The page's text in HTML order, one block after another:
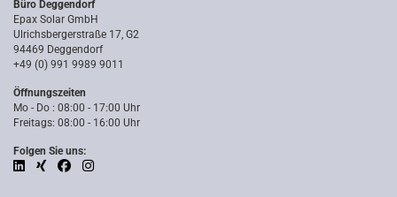
Büro Deggendorf
Epax Solar GmbH
Ulrichsbergerstraße 17, G2
94469 Deggendorf
+49 (0) 991 9989 9011
Öffnungszeiten
Mo - Do : 08:00 - 17:00 Uhr
Freitags: 08:00 - 16:00 Uhr
Folgen Sie uns: